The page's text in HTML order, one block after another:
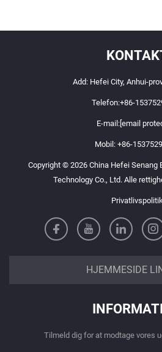
Add: Hefei City, Anhui-
Telefon:+86-
E-mail: [email
Mobil: +86-
Copyright © 2026 China Hefei Senang
Technology Co., Ltd. Alle
HJEMMESIDE
https://
Tilmeld dig for at modtage vores